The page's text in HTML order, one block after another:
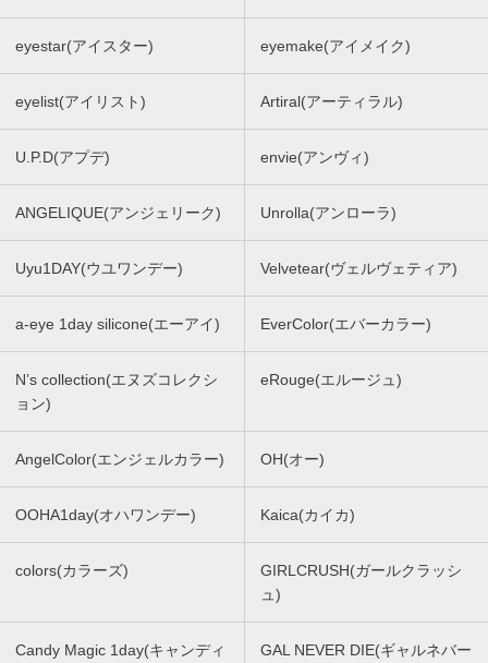
eyestar(アイスター) eyemake(アイメイク)
eyelist(アイリスト) Artiral(アーティラル)
U.P.D(アプデ) envie(アンヴィ)
ANGELIQUE(アンジェリーク) Unrolla(アンローラ)
Uyu1DAY(ウユワンデー) Velvetear(ヴェルヴェティア)
a-eye 1day silicone(エーアイ) EverColor(エバーカラー)
N’s collection(エヌズコレクシ
ョン)
eRouge(エルージュ)
AngelColor(エンジェルカラー) OH(オー)
OOHA1day(オハワンデー) Kaica(カイカ)
colors(カラーズ)
GIRLCRUSH(ガールクラッシ
ュ)
Candy Magic 1day(キャンディ
GAL NEVER DIE(ギャルネバー